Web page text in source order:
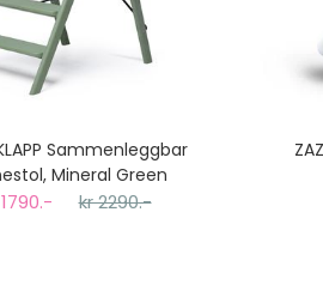
Sammenleggbar
Mineral Green
kr 2290.-